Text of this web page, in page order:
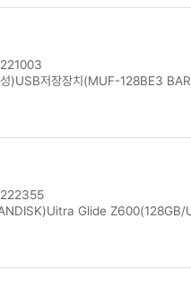
)USB저장장치(MUF-128BE3
Glide Z600(128GB/